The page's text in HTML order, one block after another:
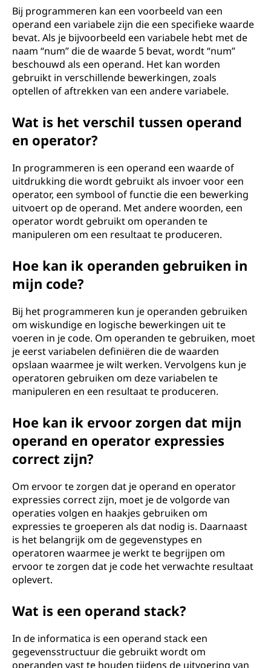
Bij programmeren kan een voorbeeld van een
operand een variabele zijn die een specifieke waarde
bevat. Als je bijvoorbeeld een variabele hebt met de
naam “num” die de waarde 5 bevat, wordt “num”
beschouwd als een operand. Het kan worden
gebruikt in verschillende bewerkingen, zoals
optellen of aftrekken van een andere variabele.
Wat is het verschil tussen operand
en operator?
In programmeren is een operand een waarde of
uitdrukking die wordt gebruikt als invoer voor een
operator, een symbool of functie die een bewerking
uitvoert op de operand. Met andere woorden, een
operator wordt gebruikt om operanden te
manipuleren om een resultaat te produceren.
Hoe kan ik operanden gebruiken in
mijn code?
Bij het programmeren kun je operanden gebruiken
om wiskundige en logische bewerkingen uit te
voeren in je code. Om operanden te gebruiken, moet
je eerst variabelen definiëren die de waarden
opslaan waarmee je wilt werken. Vervolgens kun je
operatoren gebruiken om deze variabelen te
manipuleren en een resultaat te produceren.
Hoe kan ik ervoor zorgen dat mijn
operand en operator expressies
correct zijn?
Om ervoor te zorgen dat je operand en operator
expressies correct zijn, moet je de volgorde van
operaties volgen en haakjes gebruiken om
expressies te groeperen als dat nodig is. Daarnaast
is het belangrijk om de gegevenstypes en
operatoren waarmee je werkt te begrijpen om
ervoor te zorgen dat je code het verwachte resultaat
oplevert.
Wat is een operand stack?
In de informatica is een operand stack een
gegevensstructuur die gebruikt wordt om
operanden vast te houden tijdens de uitvoering van